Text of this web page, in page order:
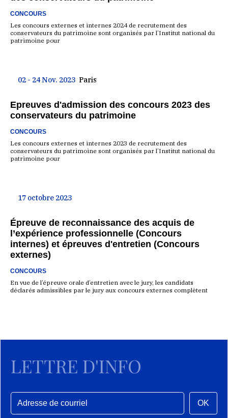
CONCOURS
Les concours externes et internes 2024 de recrutement des
conservateurs du patrimoine sont organisés par l’Institut national du
patrimoine pour
02 - 24 Nov. 2023 Paris
Epreuves d'admission des concours 2023 des
conservateurs du patrimoine
CONCOURS
Les concours externes et internes 2023 de recrutement des
conservateurs du patrimoine sont organisés par l’Institut national du
patrimoine pour
17 octobre 2023
Épreuve de reconnaissance des acquis de
l’expérience professionnelle (Concours
internes) et épreuves d'entretien (Concours
externes)
CONCOURS
En vue de l’épreuve orale d’entretien avec le jury, les candidats
déclarés admissibles par le jury aux concours externes complètent
LETTRE D'INFO
OK